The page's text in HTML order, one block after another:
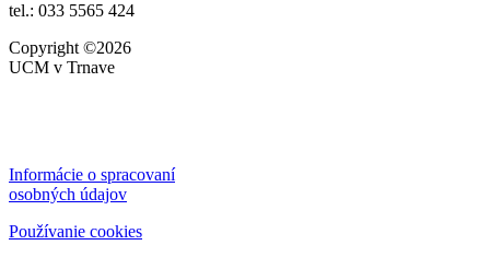
tel.: 033 5565 424
Copyright ©2026
UCM v Trnave
Informácie o spracovaní
osobných údajov
Používanie cookies